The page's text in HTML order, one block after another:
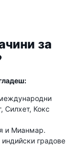
за
Силхет, Кокс
и Мианмар.
индийски градове